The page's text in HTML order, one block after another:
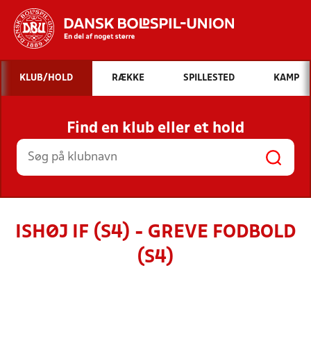
Hvad vil du søge efter?
INDHOLD OG NYHEDER
STILLINGER, RESULTATER, KLUBBER OG
HOLD
KLUB/HOLD RÆKKE SPILLESTED KAMP
Find en klub eller et hold
ISHØJ IF (S4) - GREVE FODBOLD
(S4)